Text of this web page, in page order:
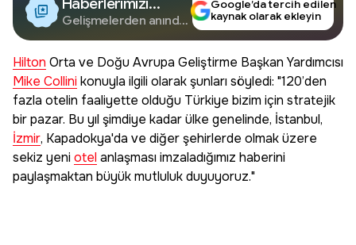
Google'da Takip
Edin
Gelişmelerden anında
Google’da tercih edilen
kaynak olarak ekleyin
Hilton Orta ve Doğu Avrupa Geliştirme Başkan Yardımcısı
Mike Collinikonuyla ilgili olarak şunları söyledi: "120’den
fazla otelin faaliyette olduğu Türkiye bizim için stratejik
bir pazar. Bu yıl şimdiye kadar ülke genelinde, İstanbul,
İzmir, Kapadokya'da ve diğer şehirlerde olmak üzere
sekiz yeniotelanlaşması imzaladığımız haberini
paylaşmaktan büyük mutluluk duyuyoruz."